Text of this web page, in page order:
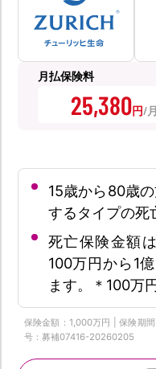
月払保険料
25,380円
15歳から80歳
するタイプの死
死亡保険金額
100万円から1
ます。＊100万
保険金額：1,000万円 | 保険期
号：募補07416-20260205